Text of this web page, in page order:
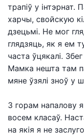
трапіў у
харчы, свойскую
дзецьмі. Не мог
глядзяць, як я ем
часта ўцякалі.
Мамка нешта там
мяне ўзялі зноў у
З горам напалову
восем класаў.
на якія я не